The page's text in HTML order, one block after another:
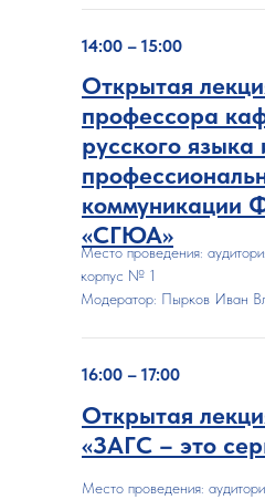
14:00 – 15:00
Открытая
профессора
русского языка
коммуникации
«СГЮА»
Место проведения:
корпус № 1
Модератор: Пырков Иван
16:00 – 17:00
Открытая
«ЗАГС – это
Место проведения: